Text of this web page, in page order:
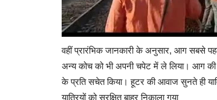
वहीं प्रारंभिक जानकारी के अनुसार, आग सबसे
अन्य कोच को भी अपनी चपेट में ले लिया। आग
के प्रति सचेत किया। हूटर की आवाज सुनते ही
यात्रियों को सुरक्षित बाहर निकाला गया